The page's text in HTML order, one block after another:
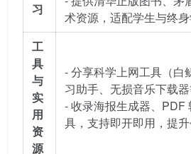
习
术资源，适配学生与终身
工
具
与
实
用
资
源
- 分享科学上网工具（白
习助手、无损音乐下载器
- 收录海报生成器、PDF
具，支持即开即用，提升